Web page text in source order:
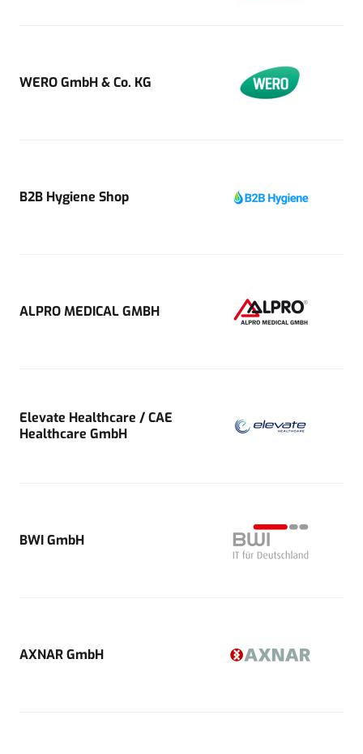
WERO GmbH & Co. KG
B2B Hygiene Shop
ALPRO MEDICAL GMBH
Elevate Healthcare / CAE
Healthcare GmbH
BWI GmbH
AXNAR GmbH